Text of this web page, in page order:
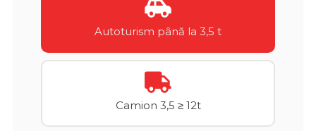
Autoturism până la 3,5 t
Camion 3,5 ≥ 12t